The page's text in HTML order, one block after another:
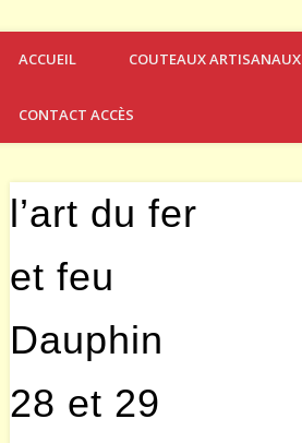
ACCUEIL COUTEAUX ARTISANAUX
CONTACT ACCÈS
l’art du fer
et feu
Dauphin
28 et 29